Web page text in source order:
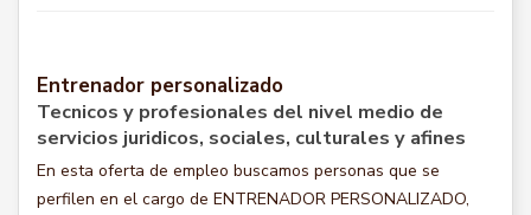
Entrenador personalizado
Tecnicos y profesionales del nivel medio de
servicios juridicos, sociales, culturales y afines
En esta oferta de empleo buscamos personas que se
perfilen en el cargo de ENTRENADOR PERSONALIZADO,